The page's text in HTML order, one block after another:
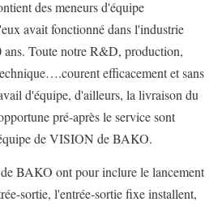
16 1/16
Dos
-40℃~75℃/10%~90%
des meneurs d'équipe
avait fonctionné dans l'industrie
Toute notre R&D, production,
efficacement et sans
d'équipe, d'ailleurs, la livraison du
pré-après le service sont
de VISION de BAKO.
BAKO ont pour inclure le lancement
sortie, l'entrée-sortie fixe installent,